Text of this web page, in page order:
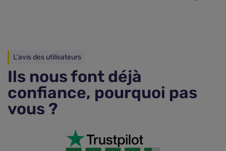
L'avis des utilisateurs
Ils nous font déjà
confiance, pourquoi pas
vous ?